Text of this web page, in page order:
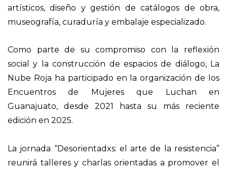
artísticos, diseño y gestión de catálogos de obra,
museografía, curaduría y embalaje especializado.
Como parte de su compromiso con la reflexión
social y la construcción de espacios de diálogo, La
Nube Roja ha participado en la organización de los
Encuentros de Mujeres que Luchan en
Guanajuato, desde 2021 hasta su más reciente
edición en 2025.
La jornada “Desorientadxs: el arte de la resistencia”
reunirá talleres y charlas orientadas a promover el